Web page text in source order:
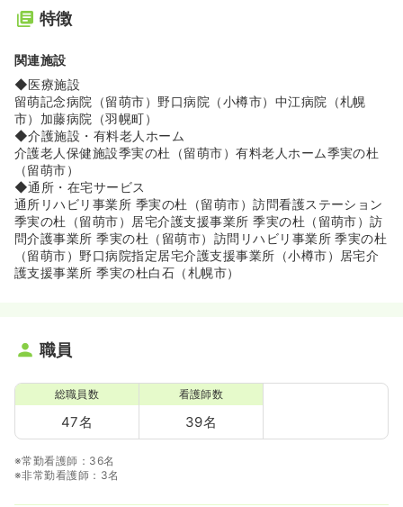
特徴
関連施設
◆医療施設
留萌記念病院（留萌市）野口病院（小樽市）中江病院（札幌
市）加藤病院（羽幌町）
◆介護施設・有料老人ホーム
介護老人保健施設季実の杜（留萌市）有料老人ホーム季実の杜
（留萌市）
◆通所・在宅サービス
通所リハビリ事業所 季実の杜（留萌市）訪問看護ステーション
季実の杜（留萌市）居宅介護支援事業所 季実の杜（留萌市）訪
問介護事業所 季実の杜（留萌市）訪問リハビリ事業所 季実の杜
（留萌市）野口病院指定居宅介護支援事業所（小樽市）居宅介
護支援事業所 季実の杜白石（札幌市）
職員
総職員数
47名
看護師数
39名
※常勤看護師：36名
※非常勤看護師：3名